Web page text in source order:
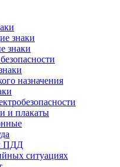
знаки
знаки
назначения
и плакаты
ПДД
ситуациях